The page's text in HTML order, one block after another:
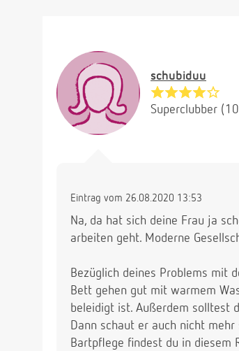
schubiduu
Superclubber
Eintrag vom 26.08.2020 13:53
Na, da hat sich deine Frau ja
arbeiten geht. Moderne
Bezüglich deines Problems mit
Bett gehen gut mit warmem
beleidigt ist. Außerdem solltest
Dann schaut er auch nicht
Bartpflege findest du in diesem